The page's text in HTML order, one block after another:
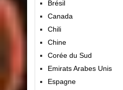
Brésil
Canada
Chili
Chine
Corée du Sud
Emirats Arabes Unis
Espagne